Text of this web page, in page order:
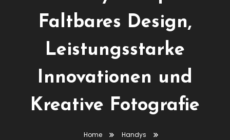
Faltbares Design,
Leistungsstarke
Innovationen und
Kreative Fotografie
Home
Handys